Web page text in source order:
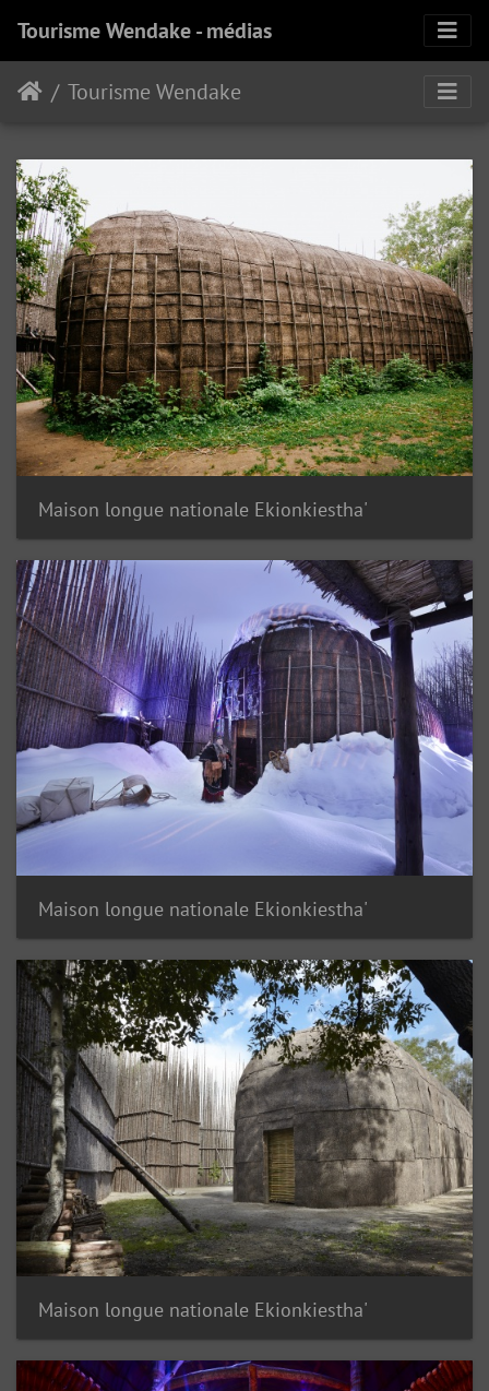
Tourisme Wendake - médias
Tourisme Wendake
Maison longue nationale Ekionkiestha'
Maison longue nationale Ekionkiestha'
Maison longue nationale Ekionkiestha'